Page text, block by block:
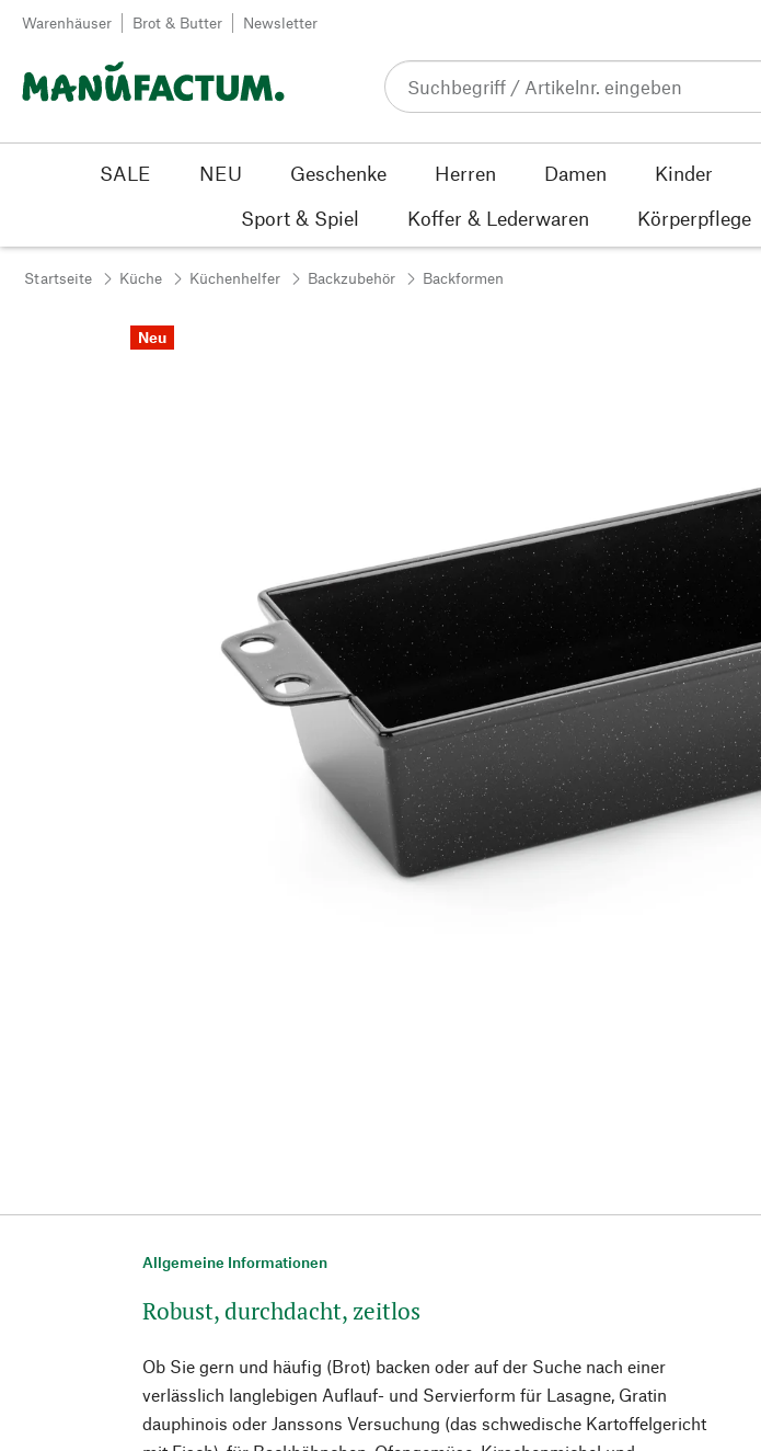
Zum Inhalt springen
Warenhäuser Brot & Butter Newsletter
SALE NEU Geschenke Herren Damen Kinder
Sport & Spiel
Koffer & Lederwaren Körperpflege
Startseite Küche Küchenhelfer Backzubehör Backformen
Neu
Allgemeine Informationen
Robust, durchdacht, zeitlos
Ob Sie gern und häufig (Brot) backen oder auf der Suche nach einer
verlässlich langlebigen Auflauf- und Servierform für Lasagne, Gratin
dauphinois oder Janssons Versuchung (das schwedische Kartoffelgericht